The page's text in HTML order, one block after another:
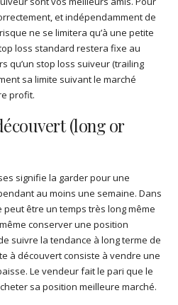
et indépendamment de
ne se limitera qu’à une petite
loss standard restera fixe au
qu’un stop loss suiveur (trailing
sa limite suivant le marché
profit.
(long or
signifie la garder pour une
au moins une semaine. Dans
être un temps très long même
conserver une position
suivre la tendance à long terme de
à découvert consiste à vendre une
Le vendeur fait le pari que le
sa position meilleure marché.